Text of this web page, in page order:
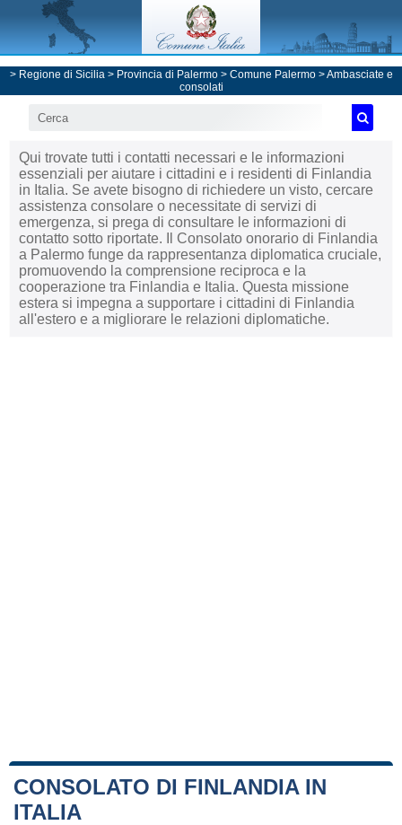
> Regione di Sicilia> Provincia di Palermo> Comune Palermo>Ambasciate e
consolati
Qui trovate tutti i contatti necessari e le informazioni
essenziali per aiutare i cittadini e i residenti di Finlandia
in Italia. Se avete bisogno di richiedere un visto, cercare
assistenza consolare o necessitate di servizi di
emergenza, si prega di consultare le informazioni di
contatto sotto riportate. Il Consolato onorario di Finlandia
a Palermo funge da rappresentanza diplomatica cruciale,
promuovendo la comprensione reciproca e la
cooperazione tra Finlandia e Italia. Questa missione
estera si impegna a supportare i cittadini di Finlandia
all'estero e a migliorare le relazioni diplomatiche.
CONSOLATO DI FINLANDIA IN
ITALIA